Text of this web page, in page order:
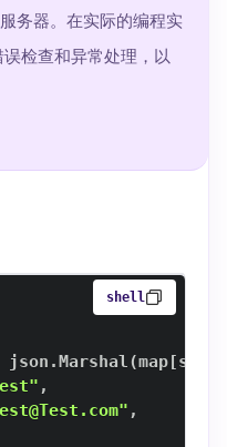
务器。在实际的编程实
检查和异常处理，以
shell
json.Marshal(map[